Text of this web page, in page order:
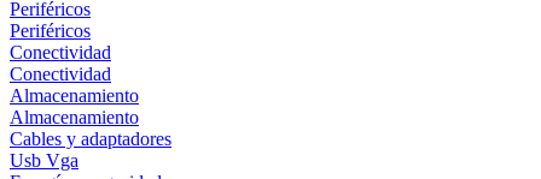
Periféricos
Periféricos
Conectividad
Conectividad
Almacenamiento
Almacenamiento
Cables y adaptadores
Usb Vga